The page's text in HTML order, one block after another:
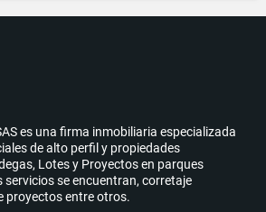
es una firma inmobiliaria especializada
de alto perfil y propiedades
Lotes y Proyectos en parques
servicios se encuentran, corretaje
proyectos entre otros.